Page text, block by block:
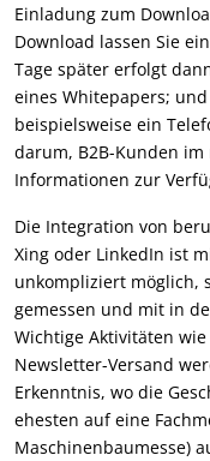
Einladung zum
Download lassen Sie
Tage später erfolgt
eines Whitepapers;
beispielsweise ein
darum, B2B-Kunden
Informationen zur
Die Integration von
Xing oder LinkedIn ist
unkompliziert möglich,
gemessen und mit in
Wichtige Aktivitäten
Newsletter-Versand
Erkenntnis, wo die
ehesten auf eine
Maschinenbaumesse)